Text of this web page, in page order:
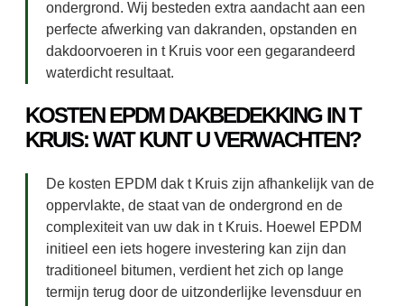
ondergrond. Wij besteden extra aandacht aan een
perfecte afwerking van dakranden, opstanden en
dakdoorvoeren in t Kruis voor een gegarandeerd
waterdicht resultaat.
KOSTEN EPDM DAKBEDEKKING IN T
KRUIS: WAT KUNT U VERWACHTEN?
De kosten EPDM dak t Kruis zijn afhankelijk van de
oppervlakte, de staat van de ondergrond en de
complexiteit van uw dak in t Kruis. Hoewel EPDM
initieel een iets hogere investering kan zijn dan
traditioneel bitumen, verdient het zich op lange
termijn terug door de uitzonderlijke levensduur en